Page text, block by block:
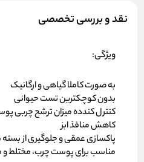
نقد و بررسی تخصصی
ویژگی‌:
به صورت کاملا گیاهی و ارگانیک
بدون کوچکترین تست حیوانی
کنترل کندده میزان ترشح چربی
کاهش منافذ ابز
پاکسازی عمقی و جلوگیری از
مناسب برای پوست چرب،